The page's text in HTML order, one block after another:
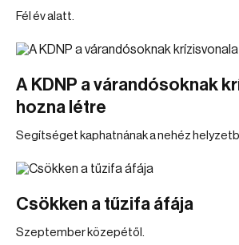
Fél év alatt.
A KDNP a várandósoknak
hozna létre
Segítséget kaphatnának a nehéz
Csökken a tűzifa áfája
Szeptember közepétől.